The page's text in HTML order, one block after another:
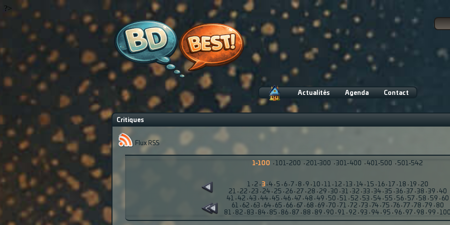
?>
Actualités Agenda Contact
Critiques
Flux RSS
1-100 · 101-200 · 201-300 · 301-400 ·401-500 · 501-542
· 2 · 3 · 4 · 5 · 6 · 7 · 8 · 9 · 10 · · 12 · 13 · 14 · 15 · 16 · 17 · 18 · 19 · 20
21
· 22 · 23 · 24 · 25 · 26 · 27 · 28 · 29 · 30 · 31 · 32 · 33 · 34 · 35 · 36 · 37 · 38 · 39 · 40
41
· 42 · 43 · 44 · 45 · 46 · 47 · 48 · 49 · 50 · 51 · 52 · 53 · 54 · 55 · 56 · 57 · 58 · 59 · 60
61
· 62 · 63 · 64 · 65 · 66 · 67 · 68 · 69 · 70 · 71 · 72 · 73 · 74 · 75 · 76 · 77 · 78 · 79 · 80
81
· 82 · 83 · 84 · 85 · 86 · 87 · 88 · 89 · 90 · 91 · 92 · 93 · 94 · 95 · 96 · 97 · 98 · 99 ·